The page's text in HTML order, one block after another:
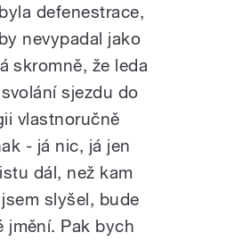
defenestrace,
nevypadal jako
skromně, že leda
sjezdu do
vlastnoručně
- já nic, já jen
dál, než kam
slyšel, bude
jmění. Pak bych